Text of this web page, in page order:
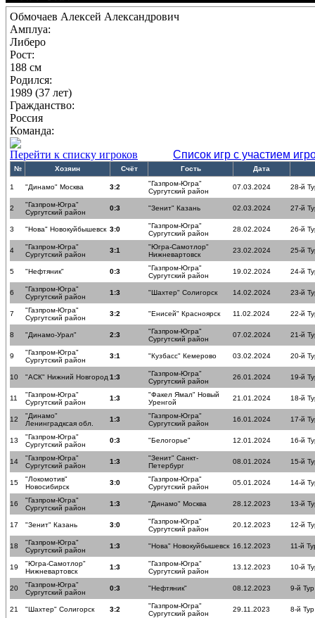
Обмочаев Алексей Александрович
Амплуа:
Либеро
Рост:
188 см
Родился:
1989 (37 лет)
Гражданство:
Россия
Команда:
Перейти к списку игроков
Список игр с участием
№ Хозяин Счёт Гость Дата
1 "Динамо" Москва 3:2
"Газпром-Югра"
Сургутский район
07.03.2024 28-й
2
"Газпром-Югра"
Сургутский район
0:3 "Зенит" Казань 02.03.2024 27-й
3 "Нова" Новокуйбышевск 3:0
"Газпром-Югра"
Сургутский район
28.02.2024 26-й
4
"Газпром-Югра"
Сургутский район
3:1
"Югра-Самотлор"
Нижневартовск
23.02.2024 25-й
5 "Нефтяник" 0:3
"Газпром-Югра"
Сургутский район
19.02.2024 24-й
6
"Газпром-Югра"
Сургутский район
1:3 "Шахтер" Солигорск 14.02.2024 23-й
7
"Газпром-Югра"
Сургутский район
3:2 "Енисей" Красноярск 11.02.2024 22-й
8 "Динамо-Урал" 2:3
"Газпром-Югра"
Сургутский район
07.02.2024 21-й
9
"Газпром-Югра"
Сургутский район
3:1 "Кузбасс" Кемерово 03.02.2024 20-й
10 "АСК" Нижний Новгород 1:3
"Газпром-Югра"
Сургутский район
26.01.2024 19-й
11
"Газпром-Югра"
Сургутский район
1:3
"Факел Ямал" Новый
Уренгой
21.01.2024 18-й
12
"Динамо"
Ленинградксая обл.
1:3
"Газпром-Югра"
Сургутский район
16.01.2024 17-й
13
"Газпром-Югра"
Сургутский район
0:3 "Белогорье" 12.01.2024 16-й
14
"Газпром-Югра"
Сургутский район
1:3
"Зенит" Санкт-
Петербург
08.01.2024 15-й
15
"Локомотив"
Новосибирск
3:0
"Газпром-Югра"
Сургутский район
05.01.2024 14-й
16
"Газпром-Югра"
Сургутский район
1:3 "Динамо" Москва 28.12.2023 13-й
17 "Зенит" Казань 3:0
"Газпром-Югра"
Сургутский район
20.12.2023 12-й
18
"Газпром-Югра"
Сургутский район
1:3 "Нова" Новокуйбышевск 16.12.2023 11-й
19
"Югра-Самотлор"
Нижневартовск
1:3
"Газпром-Югра"
Сургутский район
13.12.2023 10-й
20
"Газпром-Югра"
Сургутский район
0:3 "Нефтяник" 08.12.2023 9-й Тур
21 "Шахтер" Солигорск 3:2
"Газпром-Югра"
Сургутский район
29.11.2023 8-й Тур